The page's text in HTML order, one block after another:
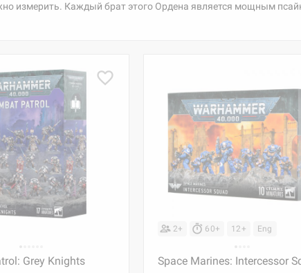
измерить. Каждый брат этого Ордена является мощным
Grey Knights
2+ 60+ 12+ Eng
Space Marines: Intercessor